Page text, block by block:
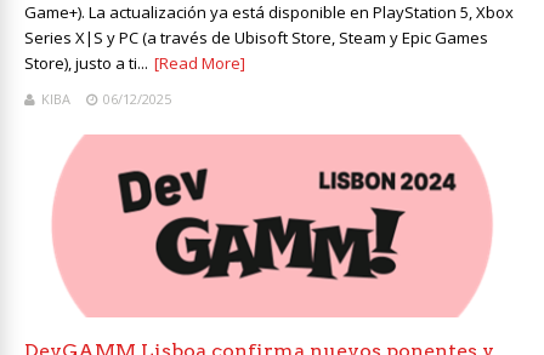
Game+). La actualización ya está disponible en PlayStation 5, Xbox
Series X|S y PC (a través de Ubisoft Store, Steam y Epic Games
Store), justo a ti... [Read More]
KIBA 06/12/2025